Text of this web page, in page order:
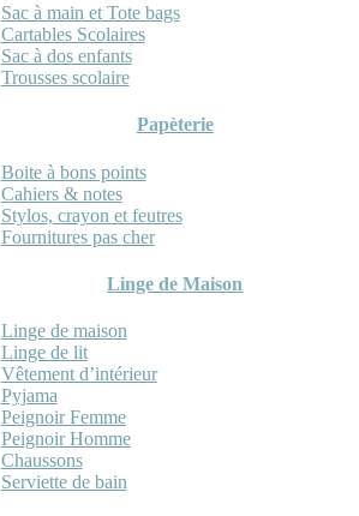
Sac à main et Tote bags
Cartables Scolaires
Sac à dos enfants
Trousses scolaire
Papèterie
Boite à bons points
Cahiers & notes
Stylos, crayon et feutres
Fournitures pas cher
Linge de Maison
Linge de maison
Linge de lit
Vêtement d’intérieur
Pyjama
Peignoir Femme
Peignoir Homme
Chaussons
Serviette de bain